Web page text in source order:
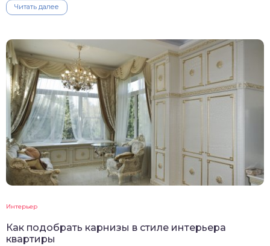
Читать далее
Интерьер
Как подобрать карнизы в стиле интерьера
квартиры